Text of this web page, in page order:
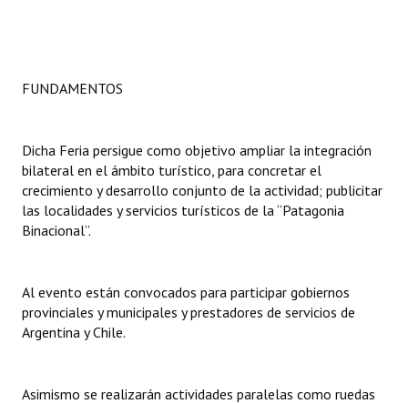
Comunicaciones
Declaraciones
Resoluciones
INSTITUCIONAL
Noticias Destacadas
FUNDAMENTOS
Dicha Feria persigue como objetivo ampliar la integración
bilateral en el ámbito turístico, para concretar el
crecimiento y desarrollo conjunto de la actividad; publicitar
las localidades y servicios turísticos de la “Patagonia
Binacional”.
Al evento están convocados para participar gobiernos
provinciales y municipales y prestadores de servicios de
Argentina y Chile.
Asimismo se realizarán actividades paralelas como ruedas